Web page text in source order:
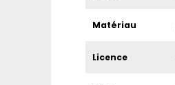
Matériau
Licence